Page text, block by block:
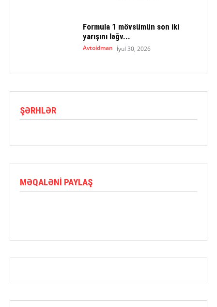
Formula 1 mövsümün son iki
yarışını ləğv...
Avtoidman İyul 30, 2026
ŞƏRHLƏR
MƏQALƏNI PAYLAŞ